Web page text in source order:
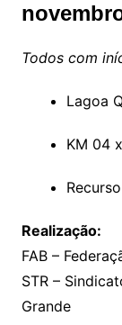
Todos com
Lagoa
KM 04
Realização:
FAB –
STR –
Grande